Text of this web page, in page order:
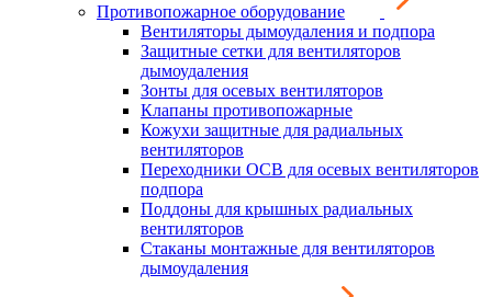
Противопожарное оборудование
Вентиляторы дымоудаления и подпора
Защитные сетки для вентиляторов
дымоудаления
Зонты для осевых вентиляторов
Клапаны противопожарные
Кожухи защитные для радиальных
вентиляторов
Переходники ОСВ для осевых вентиляторов
подпора
Поддоны для крышных радиальных
вентиляторов
Стаканы монтажные для вентиляторов
дымоудаления